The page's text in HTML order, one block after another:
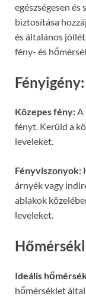
egészségesen
biztosítása
és általános
fény- és
Fényigény:
Közepes fény:A
fényt. Kerüld a
leveleket.
Fényviszonyok:
árnyék vagy
ablakok
leveleket.
Ideális
hőmérséklet